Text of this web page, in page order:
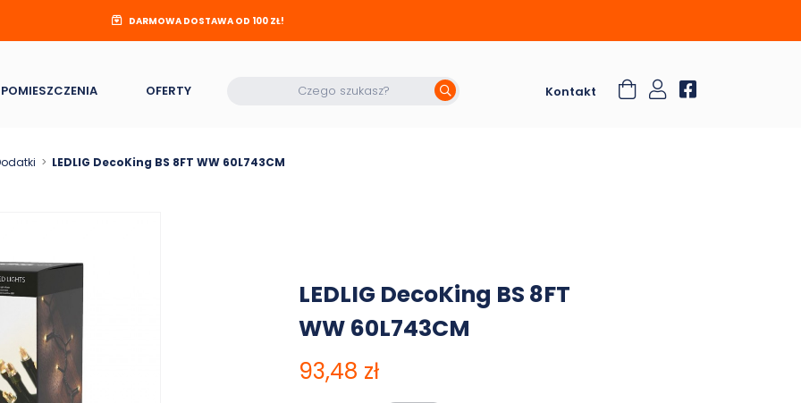
DARMOWA DOSTAWA OD 100 ZŁ!
POMIESZCZENIA OFERTY Kontakt
LEDLIG DecoKing BS 8FT WW 60L743CM
LEDLIG DecoKing BS 8FT
WW 60L743CM
93,48 zł